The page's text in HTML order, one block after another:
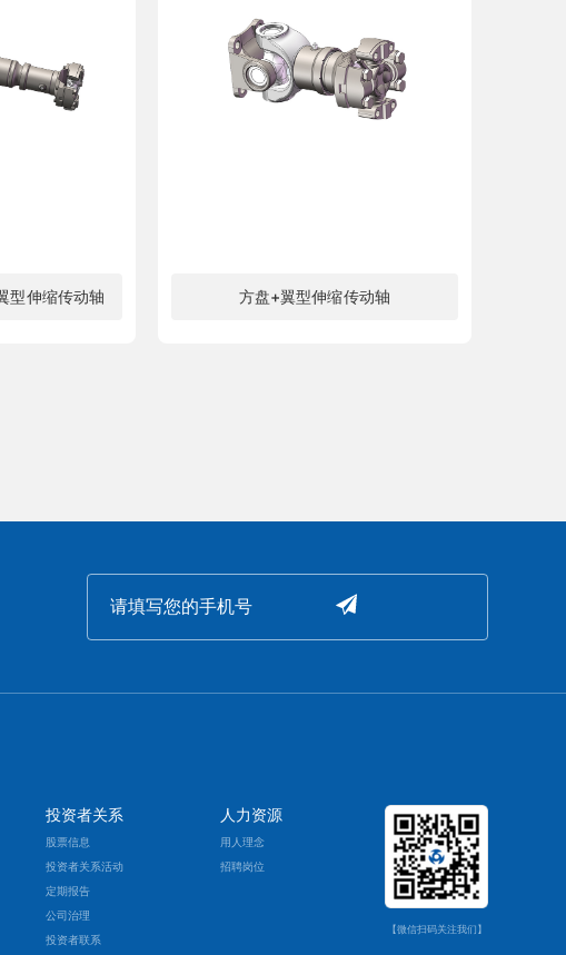
型伸缩传动轴 方盘+翼型伸缩传动轴
投资者关系
股票信息
投资者关系活动
定期报告
公司治理
投资者联系
人力资源
用人理念
招聘岗位
【微信扫码关注我们】